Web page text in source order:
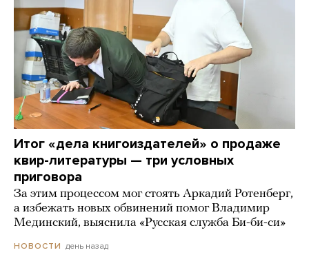
Итог «дела книгоиздателей» о продаже
квир-литературы — три условных
приговора
За этим процессом мог стоять Аркадий Ротенберг,
а избежать новых обвинений помог Владимир
Мединский, выяснила «Русская служба Би-би-си»
НОВОСТИ день назад